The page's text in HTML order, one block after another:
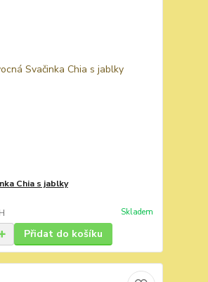
Chia s jablky
Skladem
Přidat do košíku